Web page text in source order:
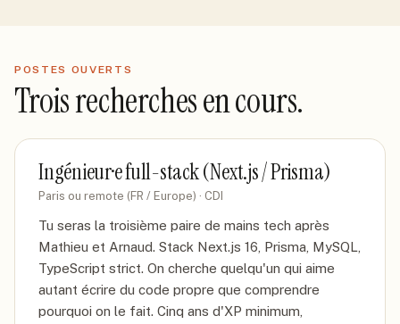
POSTES OUVERTS
Trois recherches en cours.
Ingénieur·e full-stack (Next.js / Prisma)
Paris ou remote (FR / Europe) · CDI
Tu seras la troisième paire de mains tech après
Mathieu et Arnaud. Stack Next.js 16, Prisma, MySQL,
TypeScript strict. On cherche quelqu'un qui aime
autant écrire du code propre que comprendre
pourquoi on le fait. Cinq ans d'XP minimum,